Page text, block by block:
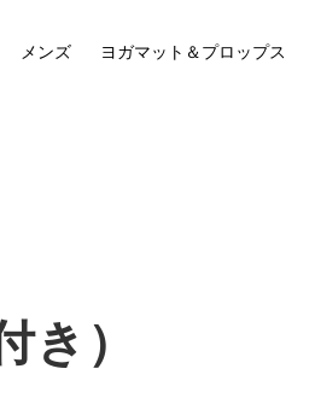
メンズ ヨガマット＆プロップス
き）